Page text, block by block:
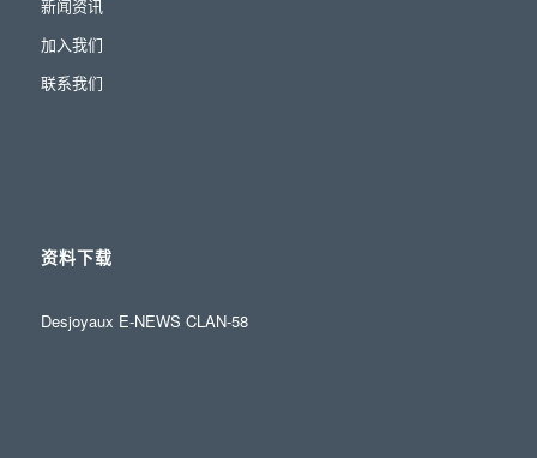
新闻资讯
加入我们
联系我们
资料下载
Desjoyaux E-NEWS CLAN-58